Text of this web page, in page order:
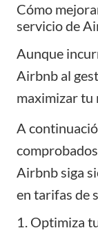
Cómo
servicio de
Aunque
Airbnb al
maximizar tu
A
Airbnb siga
en tarifas de
1. Optimiza